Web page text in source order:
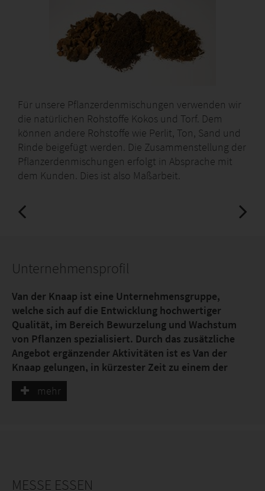
Für unsere Pflanzerdenmischungen verwenden wir
die natürlichen Rohstoffe Kokos und Torf. Dem
können andere Rohstoffe wie Perlit, Ton, Sand und
Rinde beigefügt werden. Die Zusammenstellung der
Pflanzerdenmischungen erfolgt in Absprache mit
dem Kunden. Dies ist also Maßarbeit.
Unternehmensprofil
Van der Knaap ist eine Unternehmensgruppe,
welche sich auf die Entwicklung hochwertiger
Qualität, im Bereich Bewurzelung und Wachstum
von Pflanzen spezialisiert. Durch das zusätzliche
Angebot ergänzender Aktivitäten ist es Van der
Knaap gelungen, in kürzester Zeit zu einem der
führenden Unternehmen im Bereich des
professionellen Gartenbau, national sowie
mehr
MESSE ESSEN